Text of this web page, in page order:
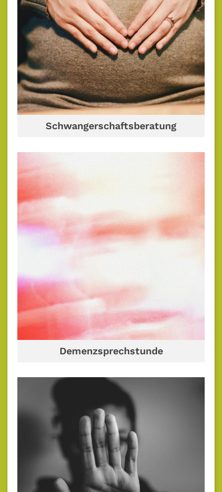
Schwangerschaftsberatung
Demenzsprechstunde